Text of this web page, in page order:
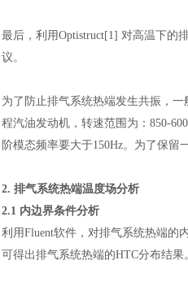
最后，利用Optistruct[1] 对高温下的
议。
为了防止排气系统热端发生共振，
程汽油发动机，转速范围为： 850-
阶模态频率要大于150Hz。为了保
2. 排气系统热端温度场分析
2.1 内边界条件分析
利用Fluent软件，对排气系统热端的
可得出排气系统热端的HTC分布结果